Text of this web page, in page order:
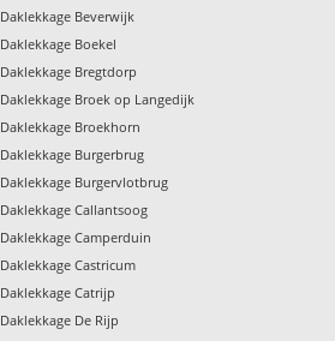
Daklekkage Beverwijk
Daklekkage Boekel
Daklekkage Bregtdorp
Daklekkage Broek op Langedijk
Daklekkage Broekhorn
Daklekkage Burgerbrug
Daklekkage Burgervlotbrug
Daklekkage Callantsoog
Daklekkage Camperduin
Daklekkage Castricum
Daklekkage Catrijp
Daklekkage De Rijp